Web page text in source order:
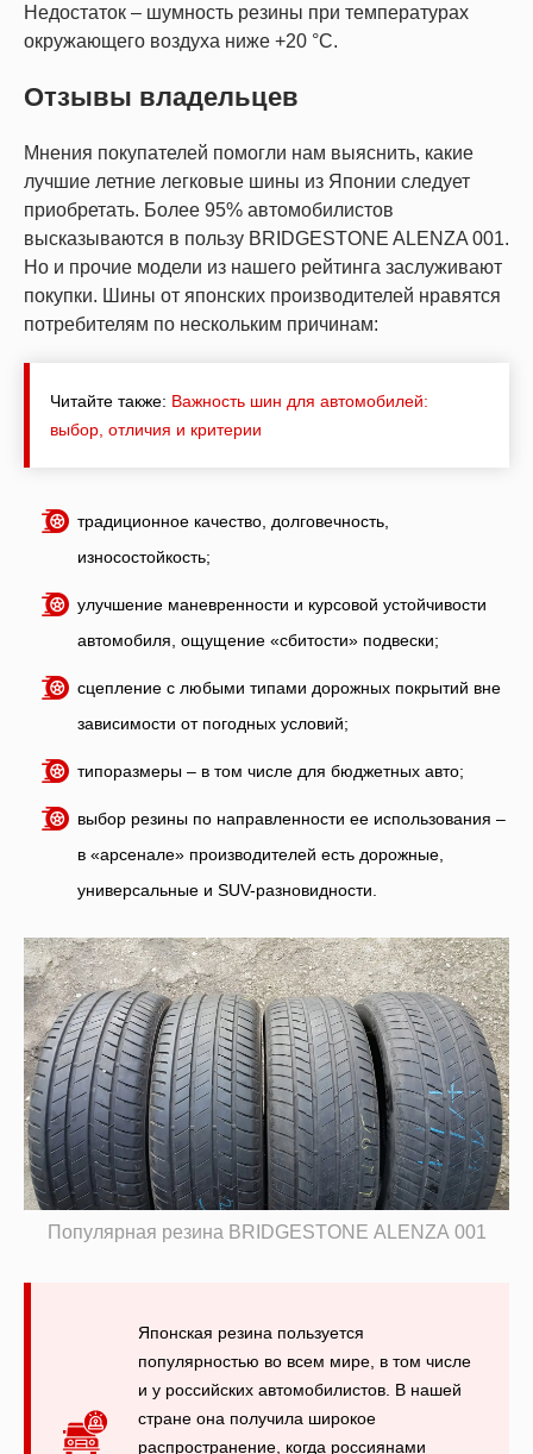
Недостаток – шумность резины при температурах
окружающего воздуха ниже +20 °С.
Отзывы владельцев
Мнения покупателей помогли нам выяснить, какие
лучшие летние легковые шины из Японии следует
приобретать. Более 95% автомобилистов
высказываются в пользу BRIDGESTONE ALENZA 001.
Но и прочие модели из нашего рейтинга заслуживают
покупки. Шины от японских производителей нравятся
потребителям по нескольким причинам:
Читайте также: Важность шин для автомобилей:
выбор, отличия и критерии
традиционное качество, долговечность,
износостойкость;
улучшение маневренности и курсовой устойчивости
автомобиля, ощущение «сбитости» подвески;
сцепление с любыми типами дорожных покрытий вне
зависимости от погодных условий;
типоразмеры – в том числе для бюджетных авто;
выбор резины по направленности ее использования –
в «арсенале» производителей есть дорожные,
универсальные и SUV-разновидности.
Популярная резина BRIDGESTONE ALENZA 001
Японская резина пользуется
популярностью во всем мире, в том числе
и у российских автомобилистов. В нашей
стране она получила широкое
распространение, когда россиянами